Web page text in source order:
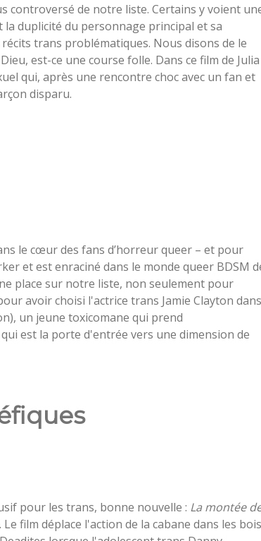
controversé de notre liste. Certains y voient
duplicité du personnage principal et sa
trans problématiques. Nous disons de le
est-ce une course folle. Dans ce film de Julia
qui, après une rencontre choc avec un fan et
disparu.
le cœur des fans d’horreur queer – et pour
et est enraciné dans le monde queer BDSM
place sur notre liste, non seulement pour
avoir choisi l'actrice trans Jamie Clayton dans
un jeune toxicomane qui prend
est la porte d'entrée vers une dimension de
pour les trans, bonne nouvelle : La montée
film déplace l'action de la cabane dans les bois